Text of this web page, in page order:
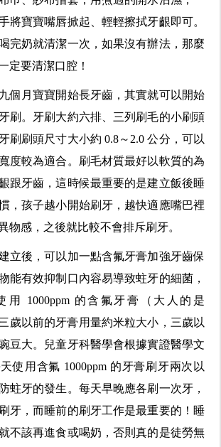
將寶寶嘴唇掀起、輕輕擦拭牙齦即可。
完奶就清潔一次，如果沒有辦法，那麼
定要清潔口腔！
個月寶寶開始長牙齒，其實就可以開始
刷。牙刷大約六排、三列刷毛的小刷頭
刷刷頭尺寸大小約 0.8～2.0 公分，可以
度較為適合。刷毛材質最好以軟質的為
跟牙齒，這時候最重要的是建立飯後睡
，孩子越小開始刷牙，越快適應嘴巴裡
物感，之後就比較不會排斥刷牙。
立後，可以加一點含氟牙膏加強牙齒保
能有效抑制口內容易導致蛀牙的細菌，
用 1000ppm 的含氟牙膏（大人的是
歲以前的牙膏用量約米粒大小，三歲以
豆大。兒童牙科醫學會根據實證醫學文
使用含氟 1000ppm 的牙膏刷牙兩次以
蛀牙的發生。每天早晚應各刷一次牙，
牙，而睡前的刷牙工作是最重要的！睡
不該再進食或喝奶，否則真的是徒勞無